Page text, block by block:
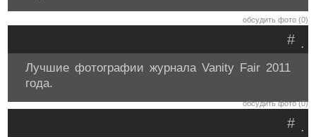
обсудить фото (0)
.
#
Лучшие фотографии журнала Vanity Fair 2011
года.
обсудить фото (0)
.
#